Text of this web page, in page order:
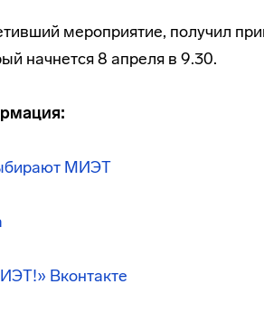
мероприятие, получил
начнется 8 апреля в 9.30.
МИЭТ
Вконтакте